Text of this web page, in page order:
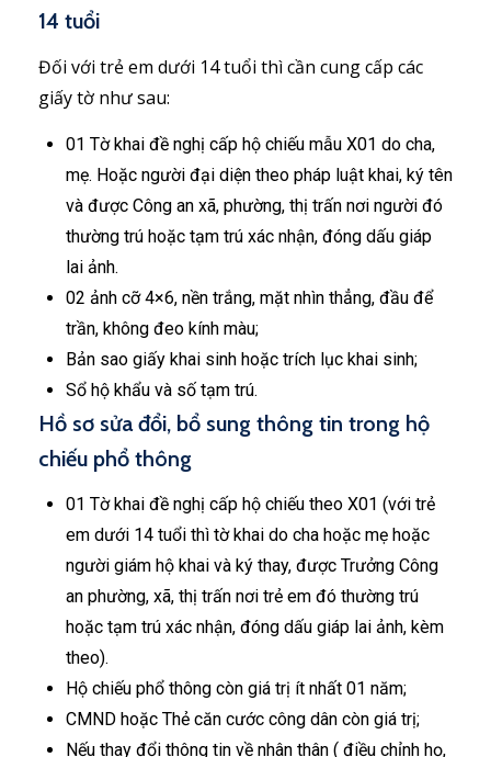
14 tuổi
Đối với trẻ em dưới 14 tuổi thì cần cung cấp các
giấy tờ như sau:
01 Tờ khai đề nghị cấp hộ chiếu mẫu X01 do cha,
mẹ. Hoặc người đại diện theo pháp luật khai, ký tên
và được Công an xã, phường, thị trấn nơi người đó
thường trú hoặc tạm trú xác nhận, đóng dấu giáp
lai ảnh.
02 ảnh cỡ 4×6, nền trắng, mặt nhìn thẳng, đầu để
trần, không đeo kính màu;
Bản sao giấy khai sinh hoặc trích lục khai sinh;
Sổ hộ khẩu và số tạm trú.
Hồ sơ sửa đổi, bổ sung thông tin trong hộ
chiếu phổ thông
01 Tờ khai đề nghị cấp hộ chiếu theo X01 (với trẻ
em dưới 14 tuổi thì tờ khai do cha hoặc mẹ hoặc
người giám hộ khai và ký thay, được Trưởng Công
an phường, xã, thị trấn nơi trẻ em đó thường trú
hoặc tạm trú xác nhận, đóng dấu giáp lai ảnh, kèm
theo).
Hộ chiếu phổ thông còn giá trị ít nhất 01 năm;
CMND hoặc Thẻ căn cước công dân còn giá trị;
Nếu thay đổi thông tin về nhân thân ( điều chỉnh họ,